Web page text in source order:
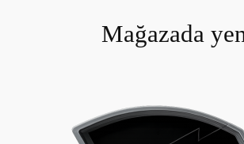
Mağazada